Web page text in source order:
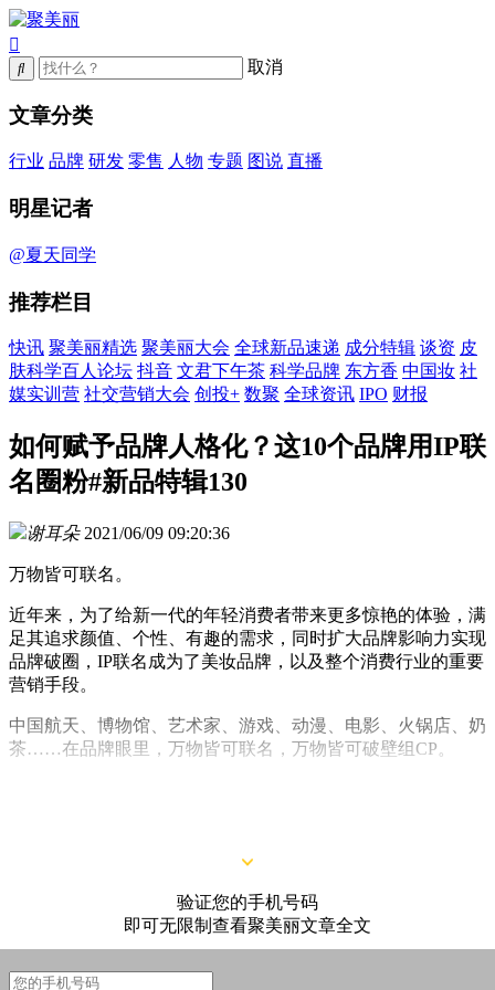
取消
文章分类
行业 品牌 研发 零售 人物 专题 图说 直播
明星记者
@夏天同学
推荐栏目
快讯 聚美丽精选 聚美丽大会 全球新品速递 成分特辑 谈资 皮
肤科学百人论坛 抖音 文君下午茶 科学品牌 东方香 中国妆 社
媒实训营 社交营销大会 创投+ 数聚 全球资讯 IPO 财报
如何赋予品牌人格化？这10个品牌用IP联
名圈粉#新品特辑130
谢耳朵 2021/06/09 09:20:36
万物皆可联名。
近年来，为了给新一代的年轻消费者带来更多惊艳的体验，满
足其追求颜值、个性、有趣的需求，同时扩大品牌影响力实现
品牌破圈，IP联名成为了美妆品牌，以及整个消费行业的重要
营销手段。
中国航天、博物馆、艺术家、游戏、动漫、电影、火锅店、奶
茶……在品牌眼里，万物皆可联名，万物皆可破壁组CP。
验证您的手机号码
即可无限制查看聚美丽文章全文